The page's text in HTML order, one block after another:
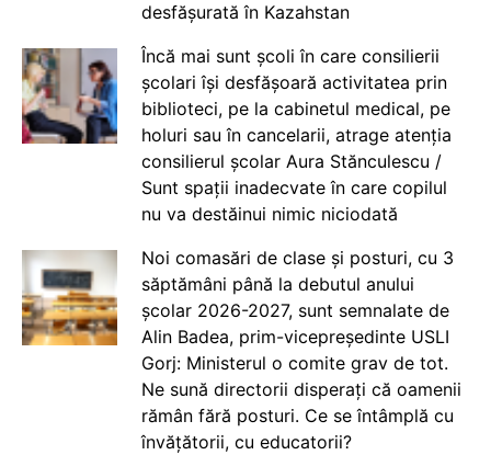
desfășurată în Kazahstan
Încă mai sunt școli în care consilierii
școlari își desfășoară activitatea prin
biblioteci, pe la cabinetul medical, pe
holuri sau în cancelarii, atrage atenția
consilierul școlar Aura Stănculescu /
Sunt spații inadecvate în care copilul
nu va destăinui nimic niciodată
Noi comasări de clase și posturi, cu 3
săptămâni până la debutul anului
școlar 2026-2027, sunt semnalate de
Alin Badea, prim-vicepreședinte USLI
Gorj: Ministerul o comite grav de tot.
Ne sună directorii disperați că oamenii
rămân fără posturi. Ce se întâmplă cu
învățătorii, cu educatorii?